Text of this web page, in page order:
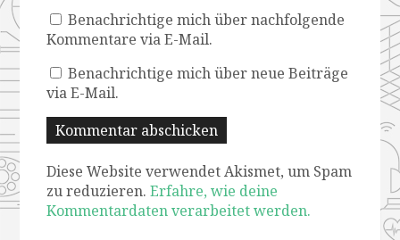
Benachrichtige mich über nachfolgende
Kommentare via E-Mail.
Benachrichtige mich über neue Beiträge
via E-Mail.
Diese Website verwendet Akismet, um Spam
zu reduzieren.Erfahre, wie deine
Kommentardaten verarbeitet werden.